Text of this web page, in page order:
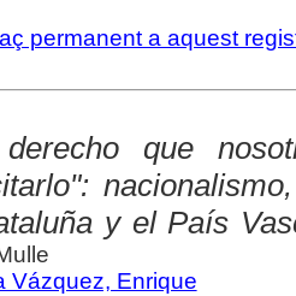
permanent a aquest
que
y el País
Vázquez, Enrique